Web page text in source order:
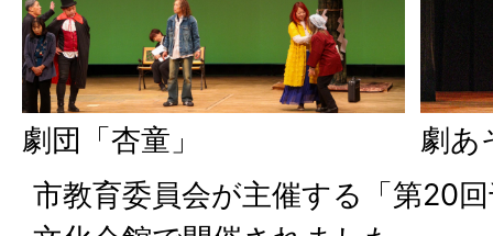
劇団「杏童」
劇あ
市教育委員会が主催する「第20